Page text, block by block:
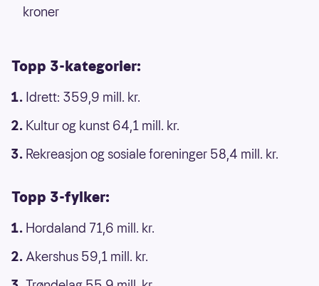
kroner
Topp 3-kategorier:
Idrett: 359,9 mill. kr.
Kultur og kunst 64,1 mill. kr.
Rekreasjon og sosiale foreninger 58,4 mill. kr.
Topp 3-fylker:
Hordaland 71,6 mill. kr.
Akershus 59,1 mill. kr.